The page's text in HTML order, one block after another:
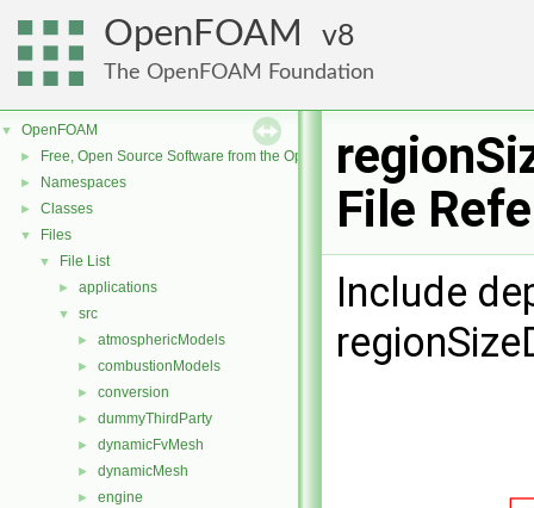
OpenFOAM 8
The OpenFOAM Foundation
▼ OpenFOAM
► Free, Open Source Software from the OpenFOAM Foundation
► Namespaces
► Classes
▼ Files
▼ File List
► applications
▼ src
► atmosphericModels
► combustionModels
► conversion
► dummyThirdParty
► dynamicFvMesh
► dynamicMesh
► engine
File
Include